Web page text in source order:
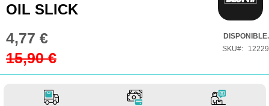
of
images
gallery
OIL SLICK
Prix
Spécial
4,77 €
15,90 €
DISPONIBLE.
SKU
12229